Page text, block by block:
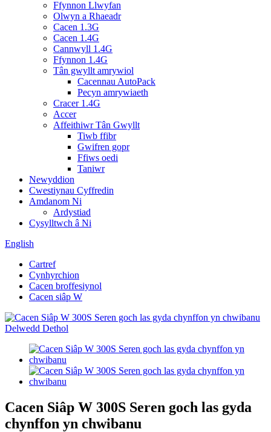
Ffynnon Llwyfan
Olwyn a Rhaeadr
Cacen 1.3G
Cacen 1.4G
Cannwyll 1.4G
Ffynnon 1.4G
Tân gwyllt amrywiol
Cacennau AutoPack
Pecyn amrywiaeth
Cracer 1.4G
Accer
Affeithiwr Tân Gwyllt
Tiwb ffibr
Gwifren gopr
Ffiws oedi
Taniwr
Newyddion
Cwestiynau Cyffredin
Amdanom Ni
Ardystiad
Cysylltwch â Ni
English
Cartref
Cynhyrchion
Cacen broffesiynol
Cacen siâp W
Cacen Siâp W 300S Seren goch las gyda
chynffon yn chwibanu